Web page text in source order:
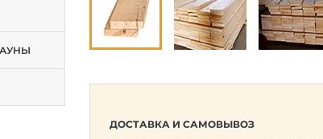
ДОСТАВКА И САМОВЫВОЗ